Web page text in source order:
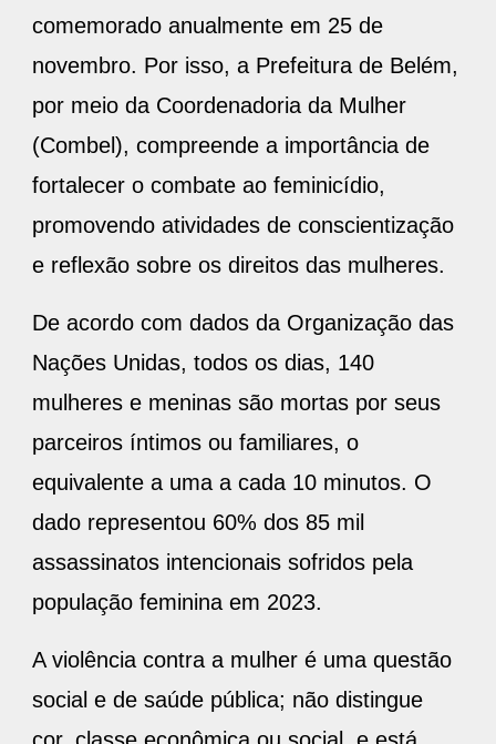
comemorado anualmente em 25 de
novembro. Por isso, a Prefeitura de Belém,
por meio da Coordenadoria da Mulher
(Combel), compreende a importância de
fortalecer o combate ao feminicídio,
promovendo atividades de conscientização
e reflexão sobre os direitos das mulheres.
De acordo com dados da Organização das
Nações Unidas, todos os dias, 140
mulheres e meninas são mortas por seus
parceiros íntimos ou familiares, o
equivalente a uma a cada 10 minutos. O
dado representou 60% dos 85 mil
assassinatos intencionais sofridos pela
população feminina em 2023.
A violência contra a mulher é uma questão
social e de saúde pública; não distingue